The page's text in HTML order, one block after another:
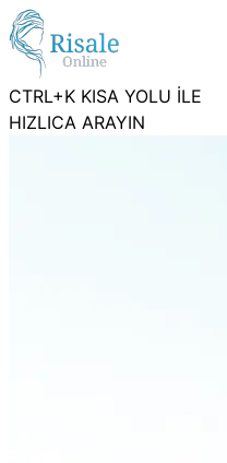
CTRL+K KISA YOLU İLE
HIZLICA ARAYIN